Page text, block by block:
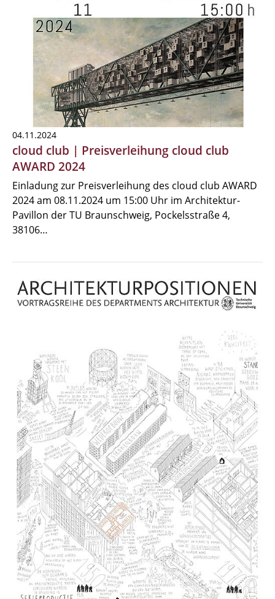
04.11.2024
cloud club | Preisverleihung cloud club
AWARD 2024
Einladung zur Preisverleihung des cloud club AWARD
2024 am 08.11.2024 um 15:00 Uhr im Architektur-
Pavillon der TU Braunschweig, Pockelsstraße 4,
38106…